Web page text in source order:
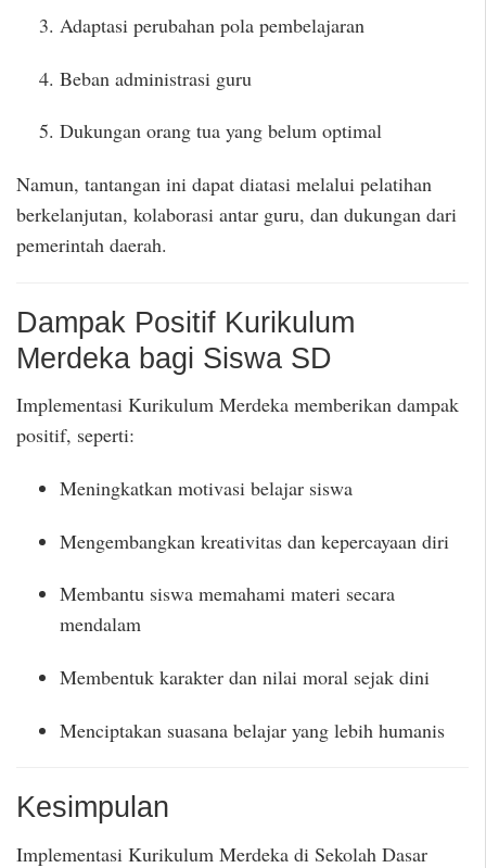
Adaptasi perubahan pola pembelajaran
Beban administrasi guru
Dukungan orang tua yang belum optimal
Namun, tantangan ini dapat diatasi melalui pelatihan
berkelanjutan, kolaborasi antar guru, dan dukungan dari
pemerintah daerah.
Dampak Positif Kurikulum
Merdeka bagi Siswa SD
Implementasi Kurikulum Merdeka memberikan dampak
positif, seperti:
Meningkatkan motivasi belajar siswa
Mengembangkan kreativitas dan kepercayaan diri
Membantu siswa memahami materi secara
mendalam
Membentuk karakter dan nilai moral sejak dini
Menciptakan suasana belajar yang lebih humanis
Kesimpulan
Implementasi Kurikulum Merdeka di Sekolah Dasar